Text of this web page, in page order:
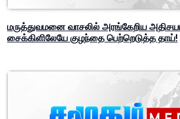
ஏமன் – சவூதி எல்லைப் பதற்றம் மீண்டும்